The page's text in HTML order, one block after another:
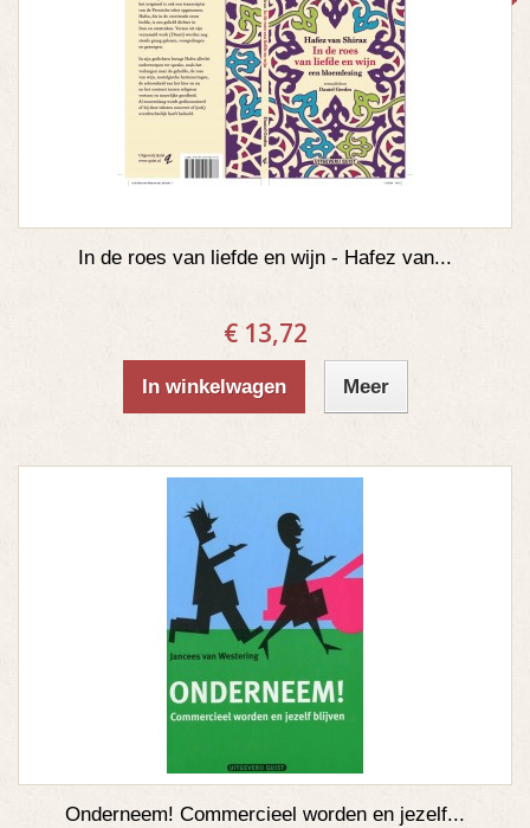
In de roes van liefde en wijn - Hafez van...
€ 13,72
In winkelwagen Meer
Onderneem! Commercieel worden en jezelf...